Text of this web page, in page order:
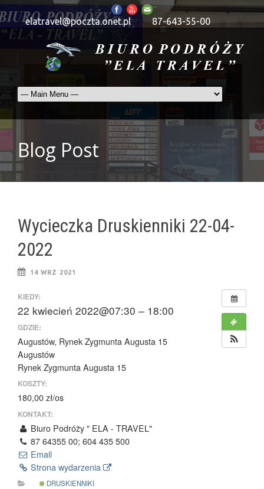
elatravel@poczta.onet.pl 87-643-55-00
Blog Post
Wycieczka Druskienniki 22-04-
2022
14 WRZ 2021
KIEDY:
22 kwiecień 2022@07:30 – 18:00
GDZIE:
Augustów, Rynek Zygmunta Augusta 15
Augustów
Rynek Zygmunta Augusta 15
KOSZTY:
180,00 zł/os
KONTAKT:
Biuro Podróży " ELA - TRAVEL"
87 64355 00; 604 435 500
Email
Strona wydarzenia
DRUSKIENNIKI